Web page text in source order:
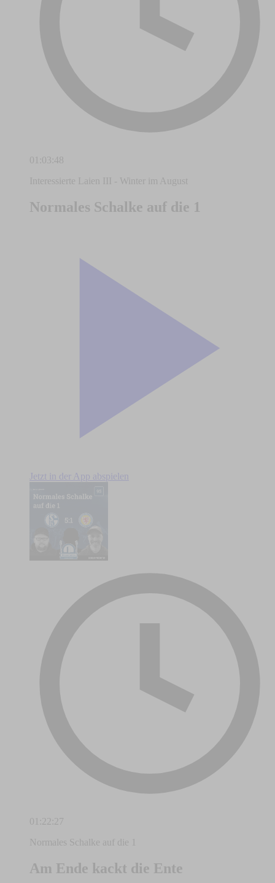
01:03:48
Interessierte Laien III - Winter im August
Normales Schalke auf die 1
Jetzt in der App abspielen
01:22:27
Normales Schalke auf die 1
Am Ende kackt die Ente